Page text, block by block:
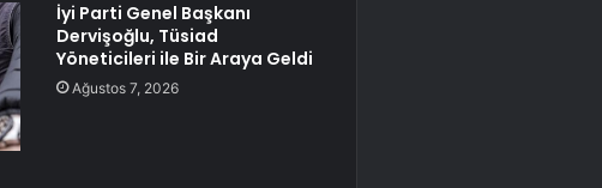
İyi Parti Genel Başkanı
Dervişoğlu, Tüsiad
Yöneticileri ile Bir Araya Geldi
Ağustos 7, 2026